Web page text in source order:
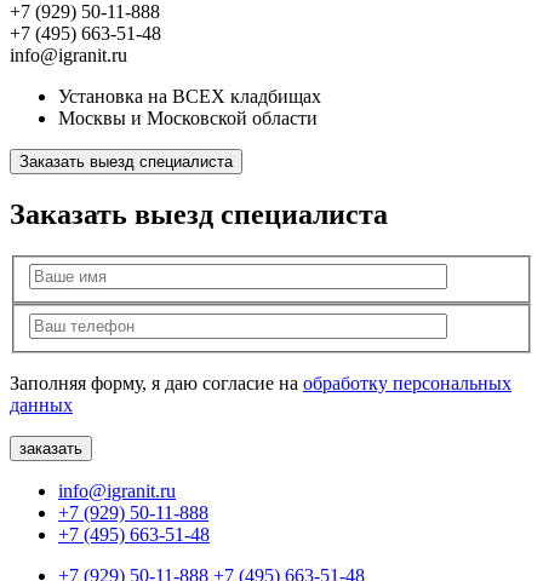
+7 (929) 50-11-888
+7 (495) 663-51-48
info@igranit.ru
Установка на ВСЕХ кладбищах
Москвы и Московской области
Заказать выезд специалиста
Заказать выезд специалиста
Заполняя форму, я даю согласие на обработку персональных
данных
info@igranit.ru
+7 (929) 50-11-888
+7 (495) 663-51-48
+7 (929) 50-11-888 +7 (495) 663-51-48